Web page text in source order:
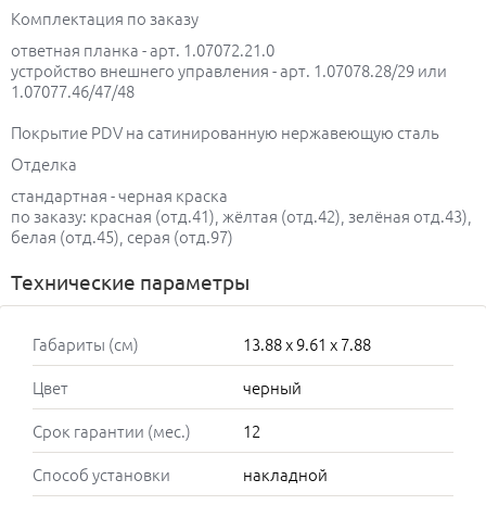
Комплектация по заказу
ответная планка - арт. 1.07072.21.0
устройство внешнего управления - арт. 1.07078.28/29 или
1.07077.46/47/48
Покрытие PDV на сатинированную нержавеющую сталь
Отделка
стандартная - черная краска
по заказу: красная (отд.41), жёлтая (отд.42), зелёная отд.43),
белая (отд.45), серая (отд.97)
Технические параметры
Габариты (см)
13.88 x 9.61 x 7.88
Цвет
черный
Срок гарантии (мес.)
12
Способ установки
накладной